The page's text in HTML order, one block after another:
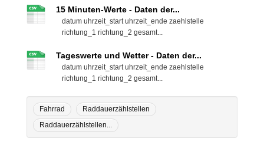
15 Minuten-Werte - Daten der...
datum uhrzeit_start uhrzeit_ende zaehlstelle
richtung_1 richtung_2 gesamt...
Tageswerte und Wetter - Daten der...
datum uhrzeit_start uhrzeit_ende zaehlstelle
richtung_1 richtung_2 gesamt...
Fahrrad
Raddauerzählstellen
Raddauerzählstellen...